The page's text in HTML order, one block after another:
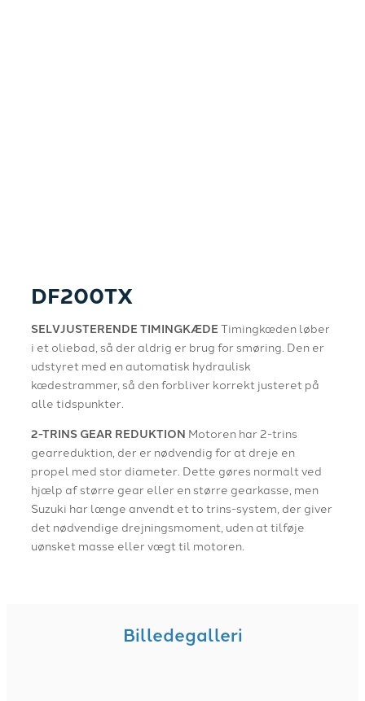
DF200TX
SELVJUSTERENDE TIMINGKÆDE Timingkæden løber
i et oliebad, så der aldrig er brug for smøring. Den er
udstyret med en automatisk hydraulisk
kædestrammer, så den forbliver korrekt justeret på
alle tidspunkter.
2-TRINS GEAR REDUKTION Motoren har 2-trins
gearreduktion, der er nødvendig for at dreje en
propel med stor diameter. Dette gøres normalt ved
hjælp af større gear eller en større gearkasse, men
Suzuki har længe anvendt et to trins-system, der giver
det nødvendige drejningsmoment, uden at tilføje
uønsket masse eller vægt til motoren.
Billedegalleri